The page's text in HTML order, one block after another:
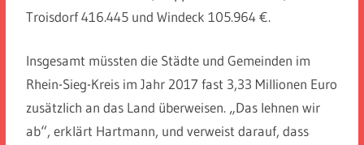
Troisdorf 416.445 und Windeck 105.964 €.
Insgesamt müssten die Städte und Gemeinden im
Rhein-Sieg-Kreis im Jahr 2017 fast 3,33 Millionen Euro
zusätzlich an das Land überweisen. „Das lehnen wir
ab“, erklärt Hartmann, und verweist darauf, dass